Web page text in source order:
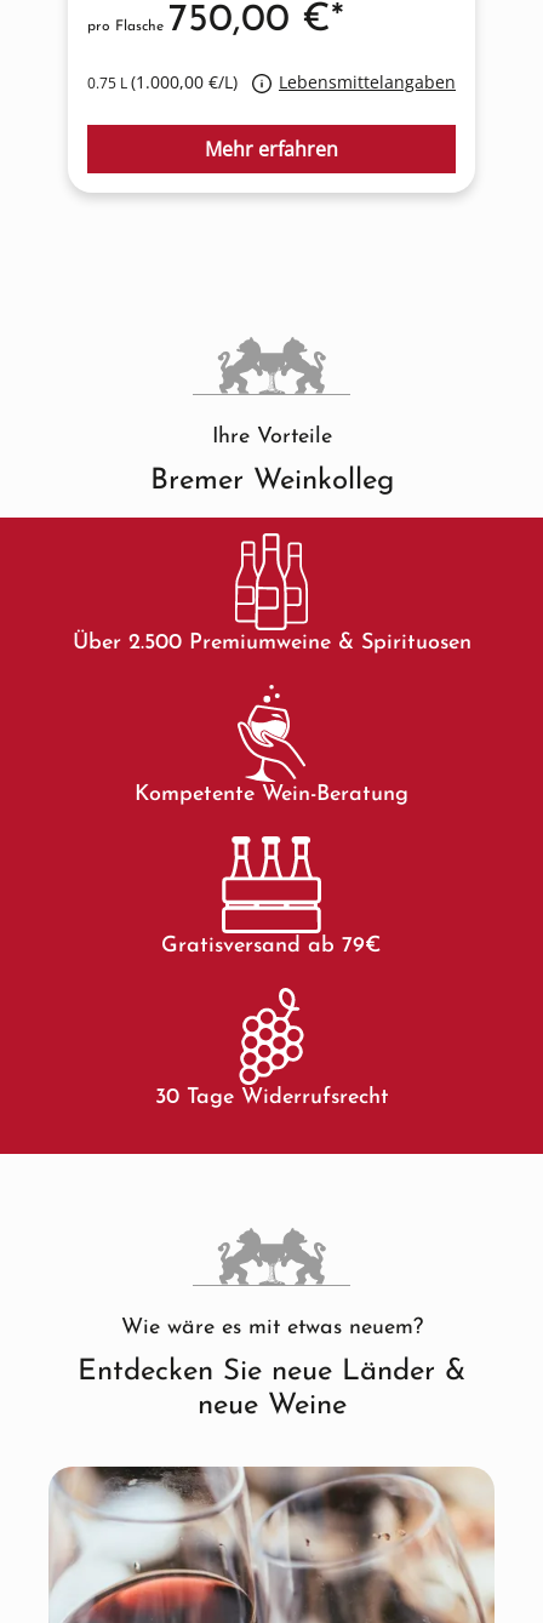
0.75 L(1.000,00 €/L) Lebensmittelangaben
pro Flasche 750,00 €*
Mehr erfahren
Ihre Vorteile
Bremer Weinkolleg
Über 2.500 Premiumweine & Spirituosen
Kompetente Wein-Beratung
Gratisversand ab 79€
30 Tage Widerrufsrecht
Wie wäre es mit etwas neuem?
Entdecken Sie neue Länder &
neue Weine